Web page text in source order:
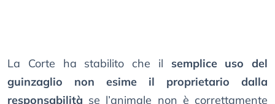
La Corte ha stabilito che il semplice uso del
guinzaglio non esime il proprietario dalla
responsabilità se l’animale non è correttamente